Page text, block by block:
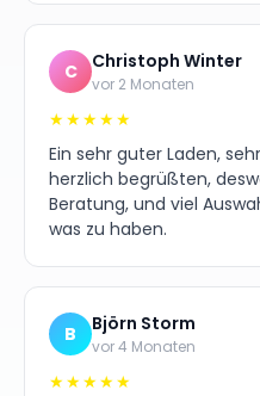
C Christoph Winter
vor 2 Monaten
★★★★★
Ein sehr guter Laden,
herzlich begrüßten,
Beratung, und viel
was zu haben.
B Björn Storm
vor 4 Monaten
★★★★★